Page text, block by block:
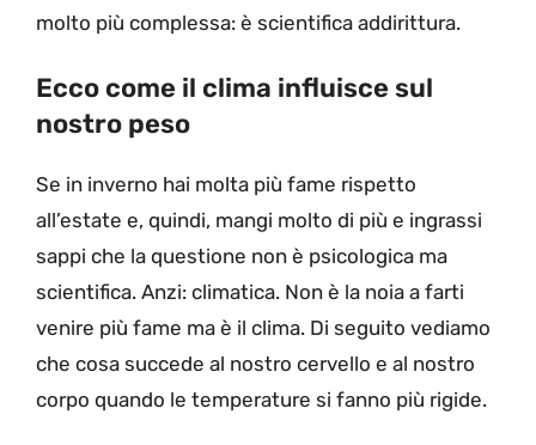
molto più complessa: è scientifica addirittura.
Ecco come il clima influisce sul
nostro peso
Se in inverno hai molta più fame rispetto
all’estate e, quindi, mangi molto di più e ingrassi
sappi che la questione non è psicologica ma
scientifica. Anzi: climatica. Non è la noia a farti
venire più fame ma è il clima. Di seguito vediamo
che cosa succede al nostro cervello e al nostro
corpo quando le temperature si fanno più rigide.